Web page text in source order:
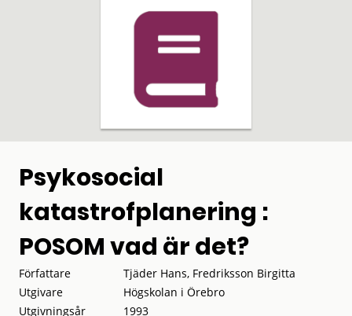
Psykosocial
katastrofplanering :
POSOM vad är det?
Författare
Tjäder Hans, Fredriksson Birgitta
Utgivare
Högskolan i Örebro
Utgivningsår
1993